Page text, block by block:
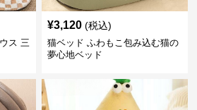
ス 三
¥3,120 (税込)
猫ベッド ふわもこ包み込む猫の
夢心地ベッド